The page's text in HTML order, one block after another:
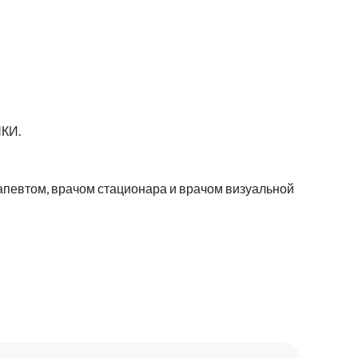
врачом стационара и врачом визуальной